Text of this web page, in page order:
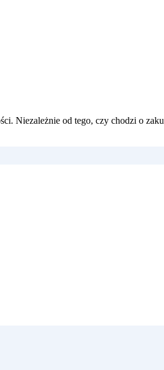
Niezależnie od tego, czy chodzi o